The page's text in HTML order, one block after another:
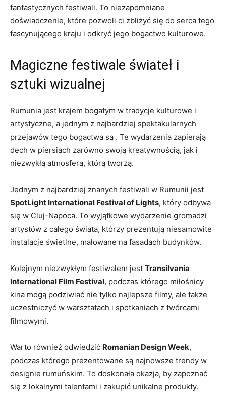
fantastycznych festiwali. To niezapomniane
doświadczenie, które pozwoli ci zbliżyć się do serca‌ tego
fascynującego kraju i odkryć​ jego bogactwo ⁣kulturowe.
Magiczne festiwale ‌świateł ⁤i
sztuki ⁤wizualnej
Rumunia⁤ jest⁤ krajem bogatym w tradycje⁣ kulturowe i​
artystyczne, a⁤ jednym z najbardziej spektakularnych
‍przejawów tego bogactwa są⁣ . Te wydarzenia zapierają
dech w piersiach ⁤zarówno swoją kreatywnością, jak ​i
niezwykłą atmosferą, ​którą tworzą.
Jednym z najbardziej znanych festiwali w Rumunii jest
SpotLight‌ International Festival​ of Lights, który⁢ odbywa
się ‌w Cluj-Napoca. To ​wyjątkowe wydarzenie ‌gromadzi
artystów ⁢z ⁢całego świata, którzy prezentują niesamowite⁤
instalacje świetlne, malowane na fasadach budynków.
Kolejnym niezwykłym festiwalem ​jest Transilvania
International ⁣Film Festival, ‍podczas‌ którego miłośnicy
kina‍ mogą‍ podziwiać nie tylko najlepsze filmy,⁢ ale także
uczestniczyć ‌w warsztatach i⁤ spotkaniach ⁢z twórcami
filmowymi.
Warto ​również odwiedzić Romanian Design Week,
podczas‌ którego prezentowane ⁤są ⁢najnowsze trendy w
designie rumuńskim. ‌To doskonała okazja, ‌by zapoznać
się z lokalnymi talentami i zakupić unikalne produkty.